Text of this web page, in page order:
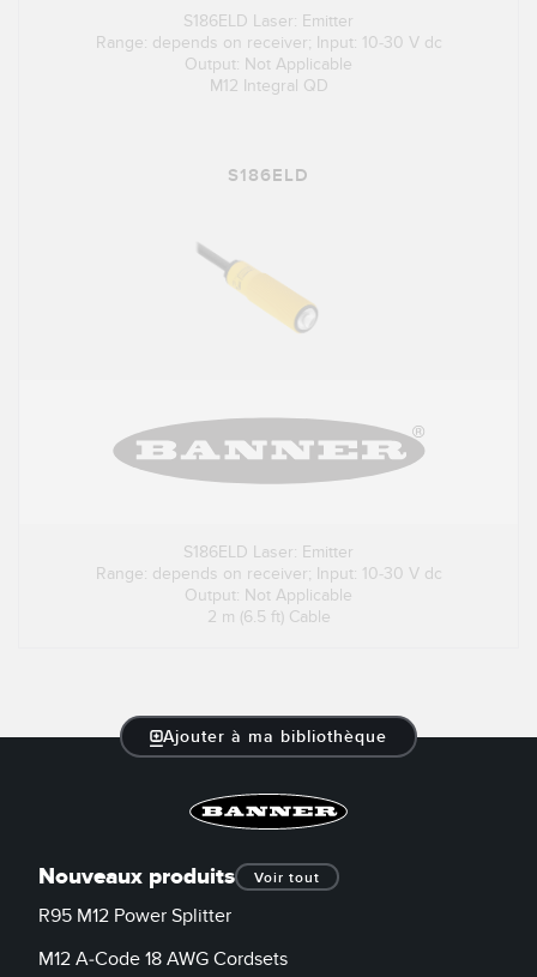
S186ELD Laser: Emitter
Range: depends on receiver; Input: 10-30 V dc
Output: Not Applicable
M12 Integral QD
S186ELD
S186ELD Laser: Emitter
Range: depends on receiver; Input: 10-30 V dc
Output: Not Applicable
2 m (6.5 ft) Cable
Ajouter à ma bibliothèque
Nouveaux produits Voir tout
R95 M12 Power Splitter
M12 A-Code 18 AWG Cordsets